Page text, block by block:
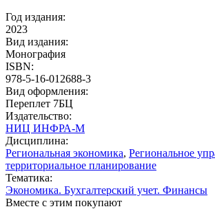
Год издания:
2023
Вид издания:
Монография
ISBN:
978-5-16-012688-3
Вид оформления:
Переплет 7БЦ
Издательство:
НИЦ ИНФРА-М
Дисциплина:
Региональная экономика, Региональное
территориальное планирование
Тематика:
Экономика. Бухгалтерский учет. Финансы
Вместе с этим покупают